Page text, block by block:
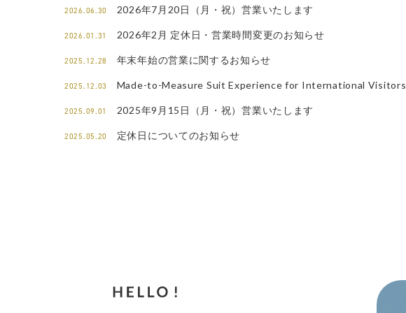
2026.06.30 2026年7月20日（月・祝）営業いたします
2026.01.31 2026年2月 定休日・営業時間変更のお知らせ
2025.12.28 年末年始の営業に関するお知らせ
2025.12.03 Made-to-Measure Suit Experience for International Visitors
2025.09.01 2025年9月15日（月・祝）営業いたします
2025.05.20 定休日についてのお知らせ